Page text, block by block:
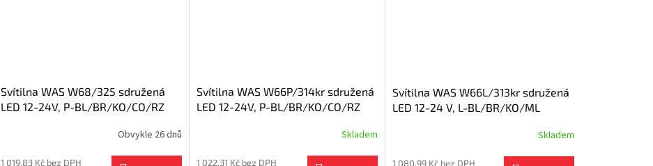
Svítilna WAS W68/325 sdružená
LED 12-24V, P-BL/BR/KO/CO/RZ
Obvykle 26 dnů
1 019,83 Kč bez DPH
Svítilna WAS W66P/314kr sdružená
LED 12-24V, P-BL/BR/KO/CO/RZ
Skladem
1 022,31 Kč bez DPH
Svítilna WAS W66L/313kr sdružená
LED 12-24 V, L-BL/BR/KO/ML
Skladem
1 080,99 Kč bez DPH